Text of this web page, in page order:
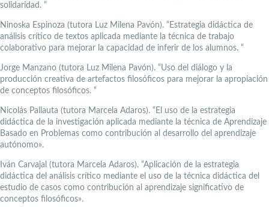
solidaridad. “
Ninoska Espinoza (tutora Luz Milena Pavón). “Estrategia didáctica de
análisis crítico de textos aplicada mediante la técnica de trabajo
colaborativo para mejorar la capacidad de inferir de los alumnos. “
Jorge Manzano (tutora Luz Milena Pavón). “Uso del diálogo y la
producción creativa de artefactos filosóficos para mejorar la apropiación
de conceptos filosóficos. “
Nicolás Pallauta (tutora Marcela Adaros). “El uso de la estrategia
didáctica de la investigación aplicada mediante la técnica de Aprendizaje
Basado en Problemas como contribución al desarrollo del aprendizaje
autónomo».
Iván Carvajal (tutora Marcela Adaros). “Aplicación de la estrategia
didáctica del análisis crítico mediante el uso de la técnica didáctica del
estudio de casos como contribución al aprendizaje significativo de
conceptos filosóficos».